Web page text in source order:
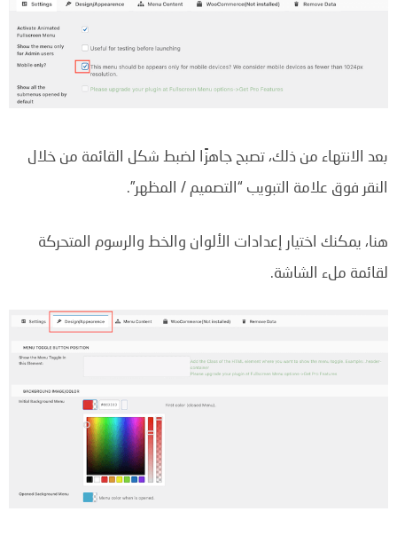
بعد الانتهاء من ذلك، تصبح جاهزًا لضبط شكل القائمة من خلال
النقر فوق علامة التبويب “التصميم / المظهر”.
هنا، يمكنك اختيار إعدادات الألوان والخط والرسوم المتحركة
لقائمة ملء الشاشة.